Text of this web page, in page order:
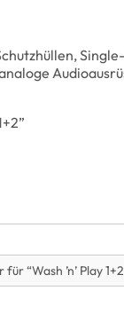
“Wash ’n’ Play